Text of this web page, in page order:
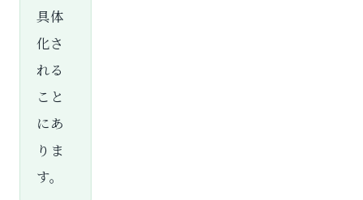
具体
化さ
れる
こと
にあ
りま
す。